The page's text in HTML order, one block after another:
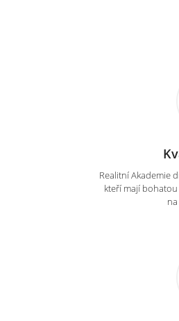
Realitní Akademie
kteří mají